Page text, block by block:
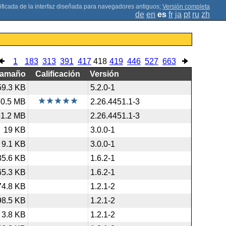
; Versión completa
de en es fr ja pt ru zh
1 183 313 391 417 418 419 446 527 663
Calificación
Versión
KB
5.2.0-1
MB
2.26.4451.1-3
MB
2.26.4451.1-3
19 KB
3.0.0-1
9.1 KB
3.0.0-1
KB
1.6.2-1
KB
1.6.2-1
KB
1.2.1-2
KB
1.2.1-2
3.8 KB
1.2.1-2